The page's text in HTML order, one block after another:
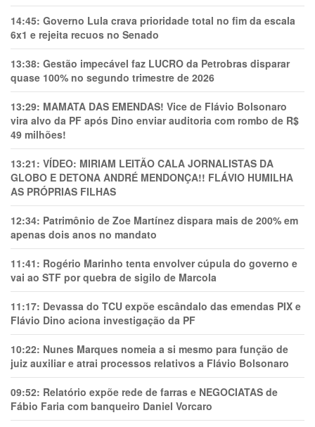
14:45: Governo Lula crava prioridade total no fim da escala
6x1 e rejeita recuos no Senado
13:38: Gestão impecável faz LUCRO da Petrobras disparar
quase 100% no segundo trimestre de 2026
13:29: MAMATA DAS EMENDAS! Vice de Flávio Bolsonaro
vira alvo da PF após Dino enviar auditoria com rombo de R$
49 milhões!
13:21: VÍDEO: MIRIAM LEITÃO CALA JORNALISTAS DA
GLOBO E DETONA ANDRÉ MENDONÇA!! FLÁVIO HUMILHA
AS PRÓPRIAS FILHAS
12:34: Patrimônio de Zoe Martínez dispara mais de 200% em
apenas dois anos no mandato
11:41: Rogério Marinho tenta envolver cúpula do governo e
vai ao STF por quebra de sigilo de Marcola
11:17: Devassa do TCU expõe escândalo das emendas PIX e
Flávio Dino aciona investigação da PF
10:22: Nunes Marques nomeia a si mesmo para função de
juiz auxiliar e atrai processos relativos a Flávio Bolsonaro
09:52: Relatório expõe rede de farras e NEGOCIATAS de
Fábio Faria com banqueiro Daniel Vorcaro